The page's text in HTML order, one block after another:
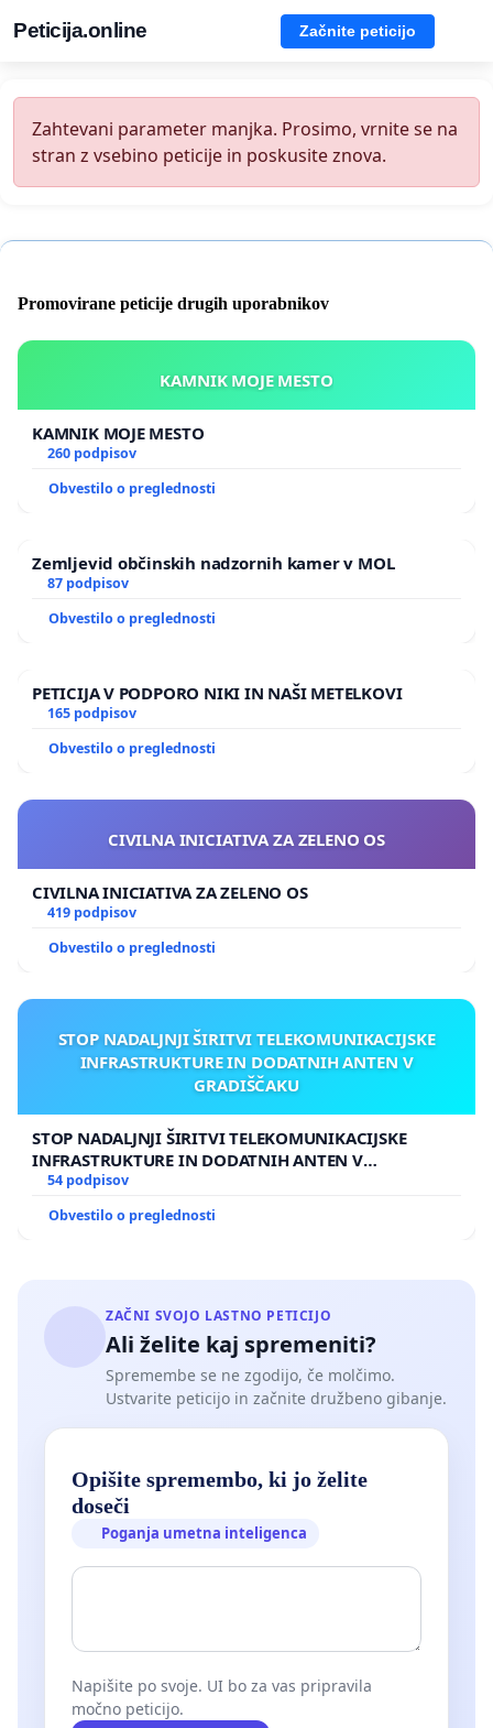
Peticija.online Začnite peticijo
Zahtevani parameter manjka. Prosimo, vrnite se na
stran z vsebino peticije in poskusite znova.
Promovirane peticije drugih uporabnikov
KAMNIK MOJE MESTO
KAMNIK MOJE MESTO
260 podpisov
Obvestilo o preglednosti
Zemljevid občinskih nadzornih kamer v MOL
87 podpisov
Obvestilo o preglednosti
PETICIJA V PODPORO NIKI IN NAŠI METELKOVI
165 podpisov
Obvestilo o preglednosti
CIVILNA INICIATIVA ZA ZELENO OS
CIVILNA INICIATIVA ZA ZELENO OS
419 podpisov
Obvestilo o preglednosti
STOP NADALJNJI ŠIRITVI TELEKOMUNIKACIJSKE
INFRASTRUKTURE IN DODATNIH ANTEN V
GRADIŠČAKU
STOP NADALJNJI ŠIRITVI TELEKOMUNIKACIJSKE
INFRASTRUKTURE IN DODATNIH ANTEN V
GRADIŠČAKU
54 podpisov
Obvestilo o preglednosti
ZAČNI SVOJO LASTNO PETICIJO
Ali želite kaj spremeniti?
Spremembe se ne zgodijo, če molčimo.
Ustvarite peticijo in začnite družbeno gibanje.
Opišite spremembo, ki jo želite
doseči
Poganja umetna inteligenca
Napišite po svoje. UI bo za vas pripravila
močno peticijo.